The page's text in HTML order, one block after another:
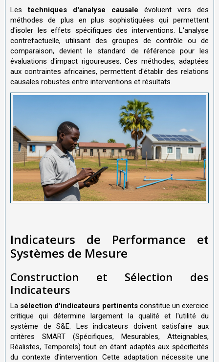
Lestechniques d'analyse causale évoluent vers des
méthodes de plus en plus sophistiquées qui permettent
d'isoler les effets spécifiques des interventions. L'analyse
contrefactuelle, utilisant des groupes de contrôle ou de
comparaison, devient le standard de référence pour les
évaluations d'impact rigoureuses. Ces méthodes, adaptées
aux contraintes africaines, permettent d'établir des relations
causales robustes entre interventions et résultats.
Indicateurs de Performance et
Systèmes de Mesure
Construction et Sélection des
Indicateurs
La sélection d'indicateurs pertinentsconstitue un exercice
critique qui détermine largement la qualité et l'utilité du
système de S&E. Les indicateurs doivent satisfaire aux
critères SMART (Spécifiques, Mesurables, Atteignables,
Réalistes, Temporels) tout en étant adaptés aux spécificités
du contexte d'intervention. Cette adaptation nécessite une